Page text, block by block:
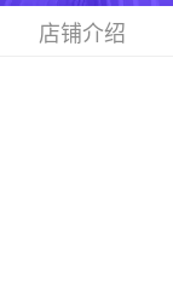
店铺介绍